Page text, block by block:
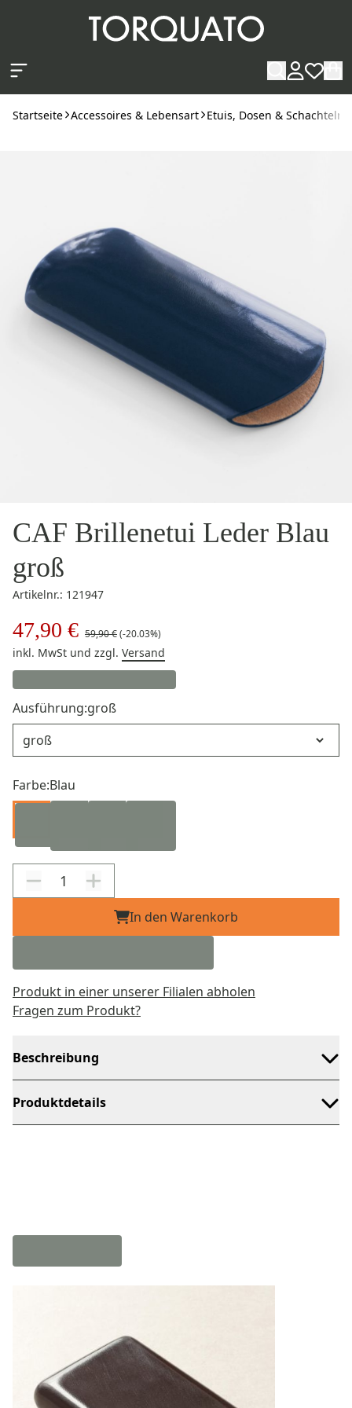
Startseite Accessoires & Lebensart Etuis, Dosen & Schachteln
CAF Brillenetui Leder Blau
groß
Artikelnr.: 121947
47,90 € 59,90 €(-20.03%)
inkl. MwSt und zzgl. Versand
Ausführung:groß
Farbe:Blau
In den Warenkorb
Produkt in einer unserer Filialen abholen
Fragen zum Produkt?
Beschreibung
Produktdetails